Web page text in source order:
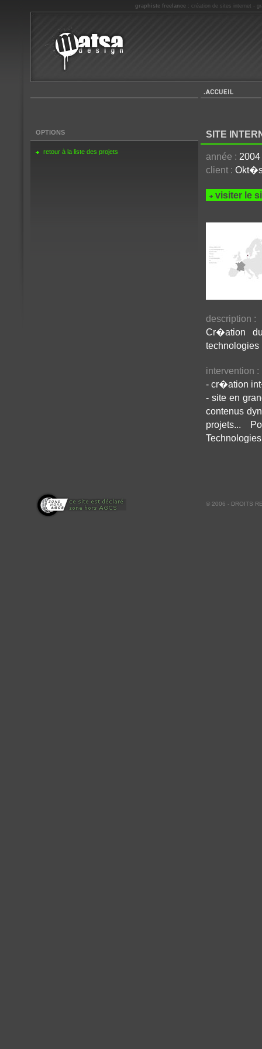
graphiste freelance : création de sites internet -
OPTIONS
retour à la liste des projets
SITE
année : 2004
client :
visiter le
description :
Cr�ation
technologies
intervention :
- cr�ation
- site en
contenus
projets...
© 2006 - DROITS